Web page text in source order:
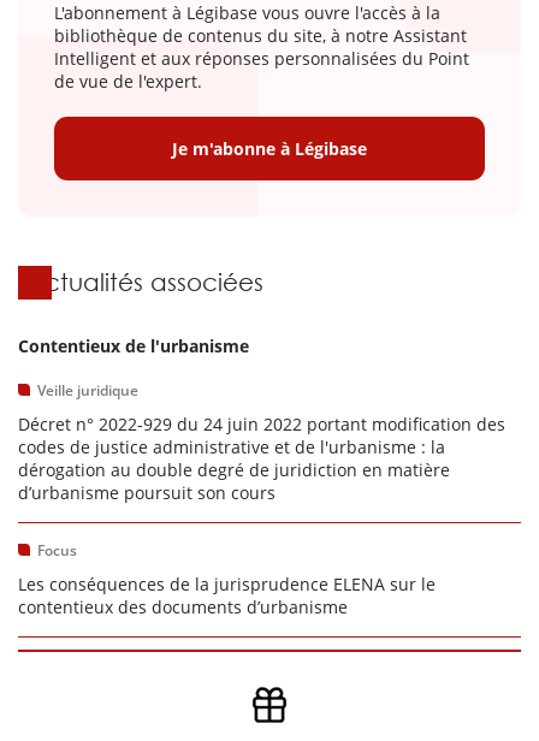
L'abonnement à Légibase vous ouvre l'accès à la
bibliothèque de contenus du site, à notre Assistant
Intelligent et aux réponses personnalisées du Point
de vue de l'expert.
Je m'abonne à Légibase
Actualités associées
Contentieux de l'urbanisme
Veille juridique
Décret n° 2022-929 du 24 juin 2022 portant modification des
codes de justice administrative et de l'urbanisme : la
dérogation au double degré de juridiction en matière
d’urbanisme poursuit son cours
Focus
Les conséquences de la jurisprudence ELENA sur le
contentieux des documents d’urbanisme